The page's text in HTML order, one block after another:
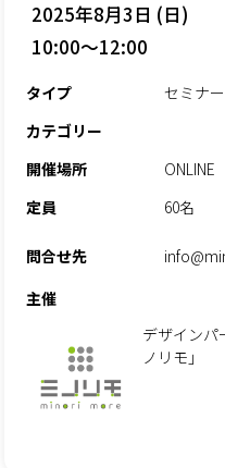
2025年8月3日 (日)
10:00～12:00
タイプ
セミナ
カテゴリー
開催場所
ONLINE
定員
60名
問合せ先
主催
デザインパ
ノリモ」